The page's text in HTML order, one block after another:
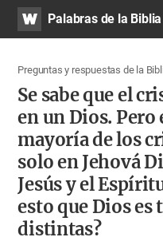
WATVPalabras de la Biblia
Preguntas y respuestas de la
Se sabe que el
en un Dios. Pero
mayoría de los
solo en Jehová
Jesús y el
esto que Dios es
distintas?